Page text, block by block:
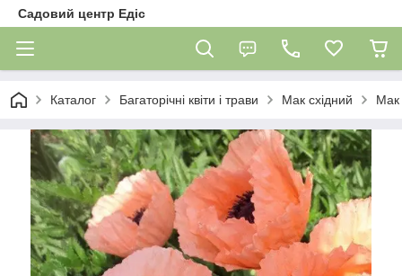
Садовий центр Едіс
Каталог Багаторічні квіти і трави Мак східний Мак